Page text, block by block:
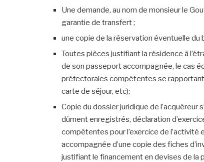
Une demande, au nom de monsieur le
garantie de transfert ;
une copie de la réservation éventuelle du
Toutes pièces justifiant la résidence à
de son passeport accompagnée, le cas
préfectorales compétentes se
carte de séjour, etc);
Copie du dossier juridique de
dûment enregistrés, déclaration
compétentes pour l’exercice de l’activité
accompagnée d’une copie des fiches
justifiant le financement en devises de la